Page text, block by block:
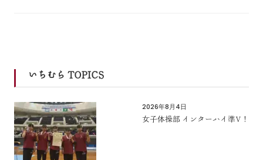
いちむら TOPICS
2026年8月4日
女子体操部 インターハイ準V！